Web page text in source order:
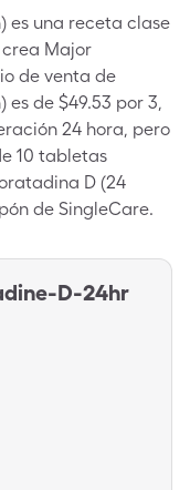
es una receta clase
Major
de venta de
de $49.53 por 3,
24 hora, pero
10 tabletas
D (24
de SingleCare.
D-24hr